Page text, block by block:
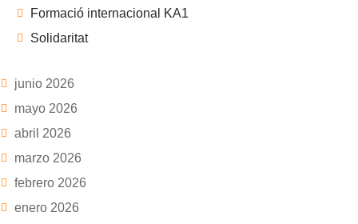
Formació internacional KA1
Solidaritat
junio 2026
mayo 2026
abril 2026
marzo 2026
febrero 2026
enero 2026